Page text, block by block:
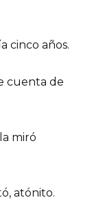
cinco años.
cuenta de
miró
atónito.